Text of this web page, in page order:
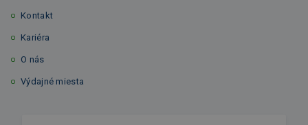
Kontakt
Kariéra
O nás
Výdajné miesta